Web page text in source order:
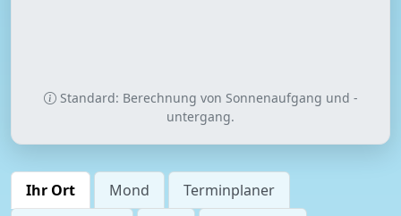
Standard: Berechnung von Sonnenaufgang und -
untergang.
Ihr Ort Mond
Terminplaner